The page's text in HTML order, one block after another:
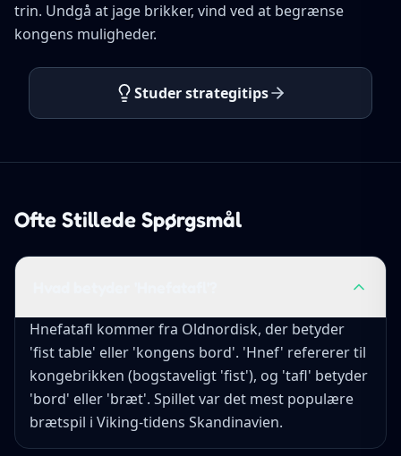
trin. Undgå at jage brikker, vind ved at begrænse
kongens muligheder.
Studer strategitips
Ofte Stillede Spørgsmål
Hnefatafl kommer fra Oldnordisk, der betyder
'fist table' eller 'kongens bord'. 'Hnef' refererer til
kongebrikken (bogstaveligt 'fist'), og 'tafl' betyder
'bord' eller 'bræt'. Spillet var det mest populære
brætspil i Viking-tidens Skandinavien.